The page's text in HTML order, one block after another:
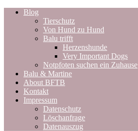
Blog
Tierschutz
Von Hund zu Hund
Balu trifft
Herzenshunde
Very Important Dogs
Notpfoten suchen ein Zuhause
Balu & Martine
About BFTB
Kontakt
Impressum
Datenschutz
Löschanfrage
Datenauszug